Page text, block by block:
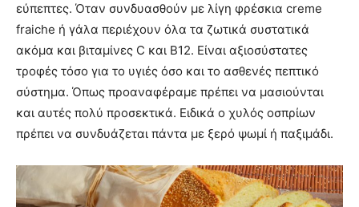
εύπεπτες. Όταν συνδυασθούν με λίγη φρέσκια creme
fraiche ή γάλα περιέχουν όλα τα ζωτικά συστατικά
ακόμα και βιταμίνες C και Β12. Είναι αξιοσύστατες
τροφές τόσο για το υγιές όσο και το ασθενές πεπτικό
σύστημα. Όπως προαναφέραμε πρέπει να μασιούνται
και αυτές πολύ προσεκτικά. Ειδικά ο χυλός οσπρίων
πρέπει να συνδυάζεται πάντα με ξερό ψωμί ή παξιμάδι.